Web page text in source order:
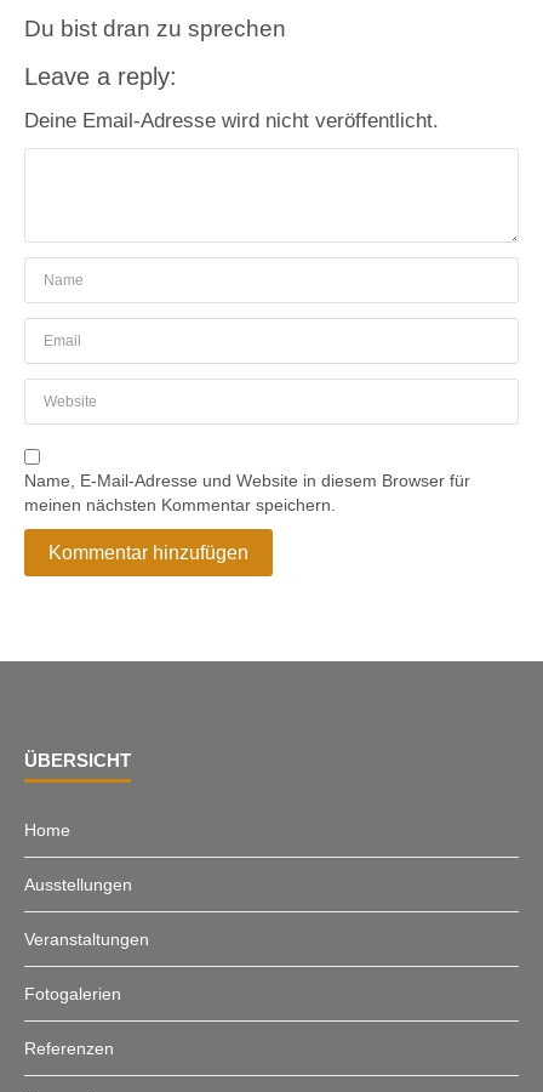
Du bist dran zu sprechen
Leave a reply:
Deine Email-Adresse wird nicht veröffentlicht.
Name, E-Mail-Adresse und Website in diesem Browser für
meinen nächsten Kommentar speichern.
ÜBERSICHT
Home
Ausstellungen
Veranstaltungen
Fotogalerien
Referenzen